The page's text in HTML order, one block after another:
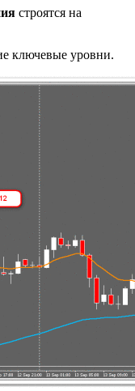
строятся на
ключевые уровни.